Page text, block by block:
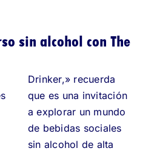
sin alcohol con The
Drinker,» recuerda
que es una invitación
a explorar un mundo
de bebidas sociales
sin alcohol de alta